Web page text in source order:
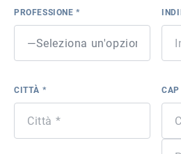
PROFESSIONE *
CITTÀ *